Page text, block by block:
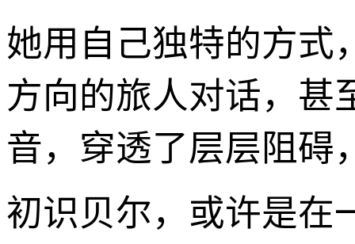
她用自己独特的方式
方向的旅人对话，甚
音，穿透了层层阻碍
初识贝尔，或许是在